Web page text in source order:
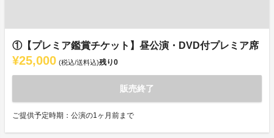
①【プレミア鑑賞チケット】昼公演・DVD付プレミア席
¥25,000 (税込/送料込)残り0
販売終了
ご提供予定時期：公演の1ヶ月前まで